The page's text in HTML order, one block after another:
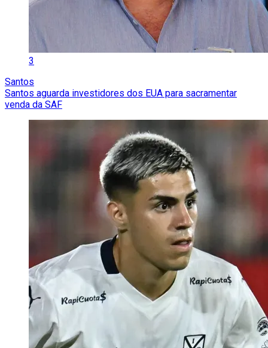
3
Santos
Santos aguarda investidores dos EUA para sacramentar
venda da SAF